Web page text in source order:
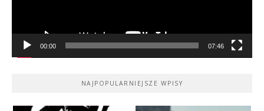
00:00 07:46
NAJPOPULARNIEJSZE WPISY